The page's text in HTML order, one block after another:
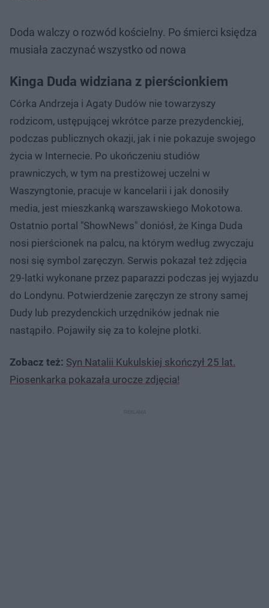
Doda walczy o rozwód kościelny. Po śmierci księdza
musiała zaczynać wszystko od nowa
Kinga Duda widziana z pierścionkiem
Córka Andrzeja i Agaty Dudów nie towarzyszy
rodzicom, ustępującej wkrótce parze prezydenckiej,
podczas publicznych okazji, jak i nie pokazuje swojego
życia w Internecie. Po ukończeniu studiów
prawniczych, w tym na prestiżowej uczelni w
Waszyngtonie, pracuje w kancelarii i jak donosiły
media, jest mieszkanką warszawskiego Mokotowa.
Ostatnio portal "ShowNews" doniósł, że Kinga Duda
nosi pierścionek na palcu, na którym według zwyczaju
nosi się symbol zaręczyn. Serwis pokazał też zdjęcia
29-latki wykonane przez paparazzi podczas jej wyjazdu
do Londynu. Potwierdzenie zaręczyn ze strony samej
Dudy lub prezydenckich urzędników jednak nie
nastąpiło. Pojawiły się za to kolejne plotki.
Zobacz też: Syn Natalii Kukulskiej skończył 25 lat.
Piosenkarka pokazała urocze zdjęcia!